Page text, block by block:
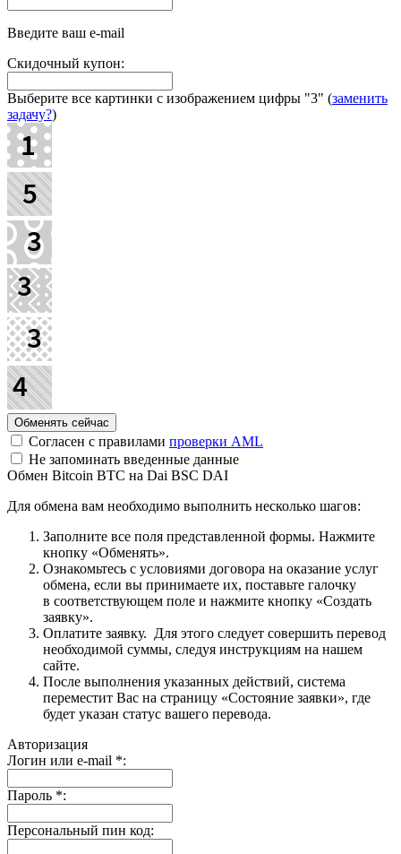
Введите ваш e-mail
Скидочный купон:
Выберите все картинки с изображением цифры "3" (заменить
задачу?)
Согласен с правилами проверки AML
Не запоминать введенные данные
Обмен Bitcoin BTC на Dai BSC DAI
Для обмена вам необходимо выполнить несколько шагов:
Заполните все поля представленной формы. Нажмите
кнопку «Обменять».
Ознакомьтесь с условиями договора на оказание услуг
обмена, если вы принимаете их, поставьте галочку
в соответствующем поле и нажмите кнопку «Создать
заявку».
Оплатите заявку. Для этого следует совершить перевод
необходимой суммы, следуя инструкциям на нашем
сайте.
После выполнения указанных действий, система
переместит Вас на страницу «Состояние заявки», где
будет указан статус вашего перевода.
Авторизация
Логин или e-mail *:
Пароль *:
Персональный пин код: